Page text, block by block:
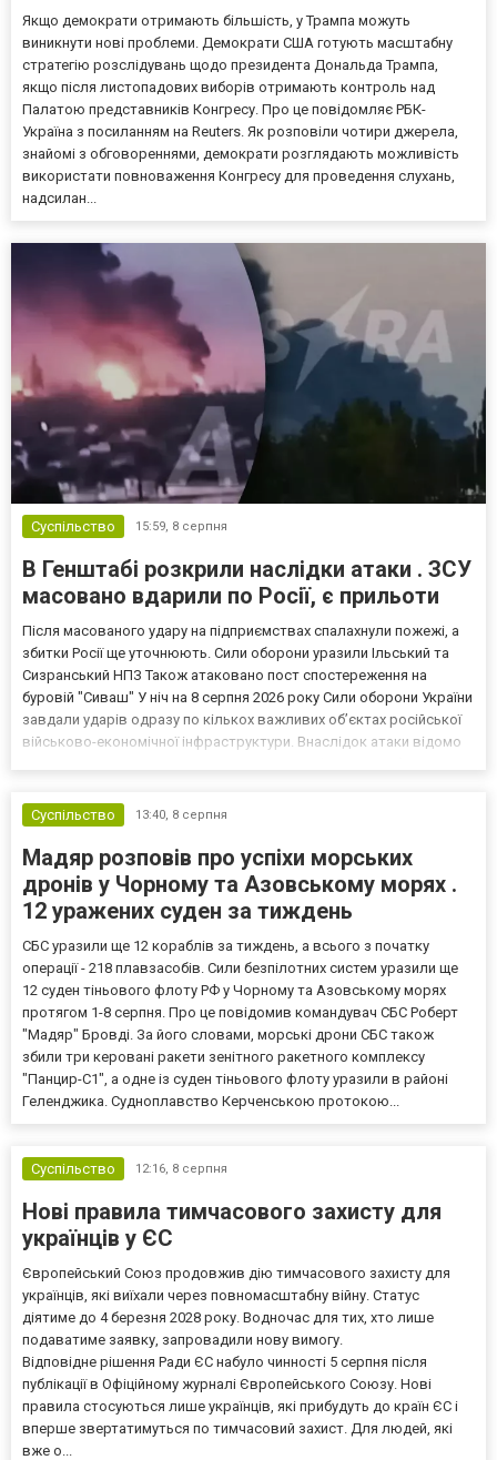
Якщо демократи отримають більшість, у Трампа можуть
виникнути нові проблеми. Демократи США готують масштабну
стратегію розслідувань щодо президента Дональда Трампа,
якщо після листопадових виборів отримають контроль над
Палатою представників Конгресу. Про це повідомляє РБК-
Україна з посиланням на Reuters. Як розповіли чотири джерела,
знайомі з обговореннями, демократи розглядають можливість
використати повноваження Конгресу для проведення слухань,
надсилан...
Суспільство 15:59, 8 серпня
В Генштабі розкрили наслідки атаки . ЗСУ
масовано вдарили по Росії, є прильоти
Після масованого удару на підприємствах спалахнули пожежі, а
збитки Росії ще уточнюють. Сили оборони уразили Ільський та
Сизранський НПЗ Також атаковано пост спостереження на
буровій "Сиваш" У ніч на 8 серпня 2026 року Сили оборони України
завдали ударів одразу по кількох важливих об’єктах російської
військово-економічної інфраструктури. Внаслідок атаки відомо
Суспільство
13:40, 8 серпня
Мадяр розповів про успіхи морських
дронів у Чорному та Азовському морях .
12 уражених суден за тиждень
СБС уразили ще 12 кораблів за тиждень, а всього з початку
операції - 218 плавзасобів. Сили безпілотних систем уразили ще
12 суден тіньового флоту РФ у Чорному та Азовському морях
протягом 1-8 серпня. Про це повідомив командувач СБС Роберт
"Мадяр" Бровді. За його словами, морські дрони СБС також
збили три керовані ракети зенітного ракетного комплексу
"Панцир-С1", а одне із суден тіньового флоту уразили в районі
Геленджика. Судноплавство Керченською протокою...
Суспільство 12:16, 8 серпня
Нові правила тимчасового захисту для
українців у ЄС
Європейський Союз продовжив дію тимчасового захисту для
українців, які виїхали через повномасштабну війну. Статус
діятиме до 4 березня 2028 року. Водночас для тих, хто лише
подаватиме заявку, запровадили нову вимогу.
Відповідне рішення Ради ЄС набуло чинності 5 серпня після
публікації в Офіційному журналі Європейського Союзу. Нові
правила стосуються лише українців, які прибудуть до країн ЄС і
вперше звертатимуться по тимчасовий захист. Для людей, які
вже о...